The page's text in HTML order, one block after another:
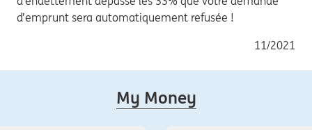
d’emprunt sera automatiquement refusée !
11/2021
My Money